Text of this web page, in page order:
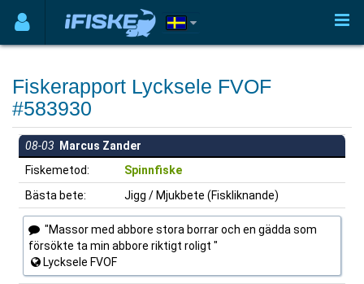
Fiskerapport Lycksele FVOF
#583930
08-03 Marcus Zander
Fiskemetod:
Spinnfiske
Bästa bete:
Jigg / Mjukbete (Fiskliknande)
"Massor med abbore stora borrar och en gädda som
försökte ta min abbore riktigt roligt "
Lycksele FVOF